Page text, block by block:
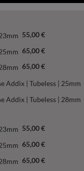
55,00€
65,00€
65,00€
Addix | Tubeless | 25mm
Addix | Tubeless | 28mm
55,00€
65,00€
65,00€